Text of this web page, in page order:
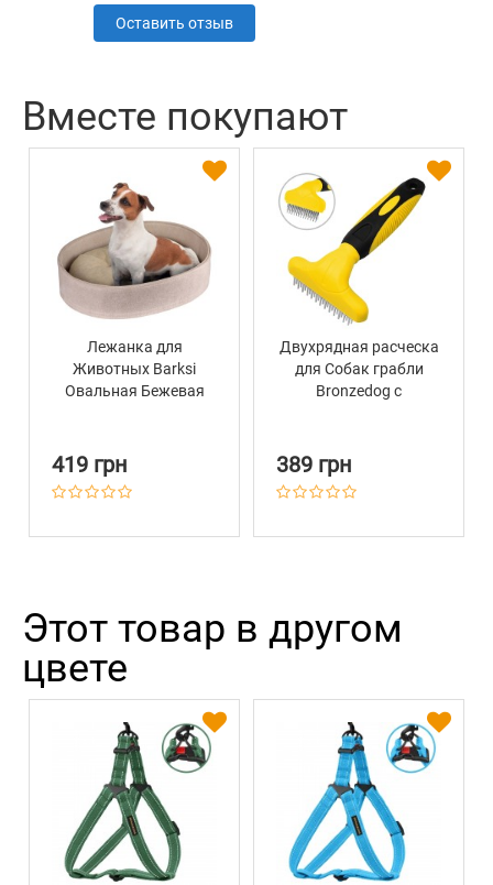
Оставить отзыв
Вместе покупают
Лежанка для
Животных Barksi
Овальная Бежевая
419 грн
Двухрядная расческа
для Собак грабли
Bronzedog с
389 грн
Этот товар в другом
цвете